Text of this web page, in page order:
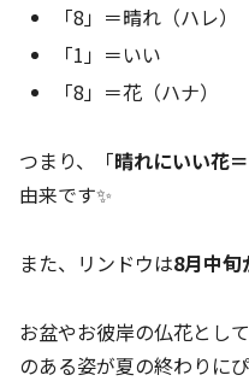
「8」＝晴れ（ハレ）
「1」＝いい
「8」＝花（ハナ）
つまり、「晴れにいい花
由来です✨
また、リンドウは8月中旬
お盆やお彼岸の仏花とし
のある姿が夏の終わりに